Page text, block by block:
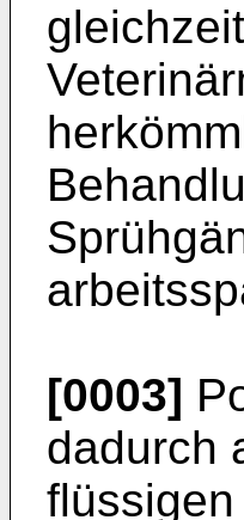
[0003]
dadurch